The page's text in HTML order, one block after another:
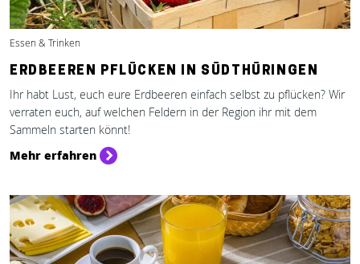
Essen & Trinken
ERDBEEREN PFLÜCKEN IN SÜDTHÜRINGEN
Ihr habt Lust, euch eure Erdbeeren einfach selbst zu pflücken? Wir
verraten euch, auf welchen Feldern in der Region ihr mit dem
Sammeln starten könnt!
Mehr erfahren